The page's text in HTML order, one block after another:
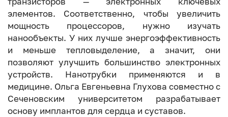
элементов. Соответственно, чтобы увеличить
мощность процессоров, нужно изучать
нанообъекты. У них лучше энергоэффективность
и меньше тепловыделение, а значит, они
позволяют улучшить большинство электронных
устройств. Нанотрубки применяются и в
медицине. Ольга Евгеньевна Глухова совместно с
Сеченовским университетом разрабатывает
основу имплантов для сердца и суставов.